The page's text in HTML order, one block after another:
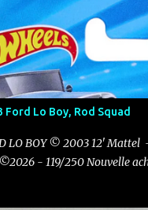
Ford Lo Boy, Rod Squad
BOY © 2003 12' Mattel -
- 119/250 Nouvelle